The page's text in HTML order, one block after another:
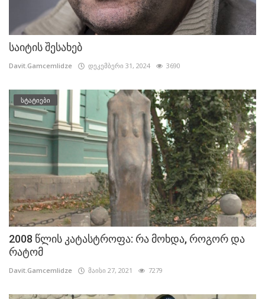
საიტის შესახებ
Davit.Gamcemlidze დეკემბერი 31, 2024 3690
სტატიები
2008 წლის კატასტროფა: რა მოხდა, როგორ და
რატომ
Davit.Gamcemlidze მაისი 27, 2021 7279